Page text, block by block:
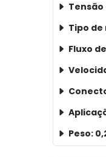
Tipo
Fluxo
Peso: